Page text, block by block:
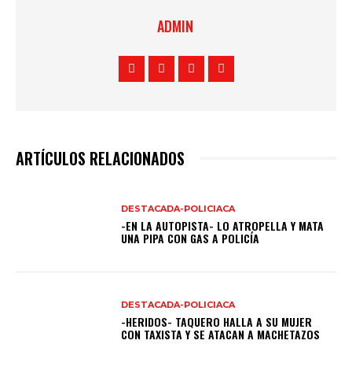
ADMIN
ARTÍCULOS RELACIONADOS
DESTACADA-POLICIACA
-EN LA AUTOPISTA- LO ATROPELLA Y MATA
UNA PIPA CON GAS A POLICÍA
DESTACADA-POLICIACA
-HERIDOS- TAQUERO HALLA A SU MUJER
CON TAXISTA Y SE ATACAN A MACHETAZOS